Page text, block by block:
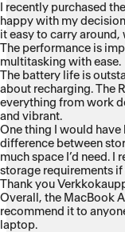
I recently purchased
happy with my
it easy to carry
The performance is
multitasking with ease.
The battery life is
about recharging. The
everything from work
and vibrant.
One thing I would
difference between
much space I’d need.
storage requirements
Thank you
Overall, the MacBook
recommend it to
laptop.